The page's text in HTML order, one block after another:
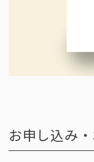
お申し込み